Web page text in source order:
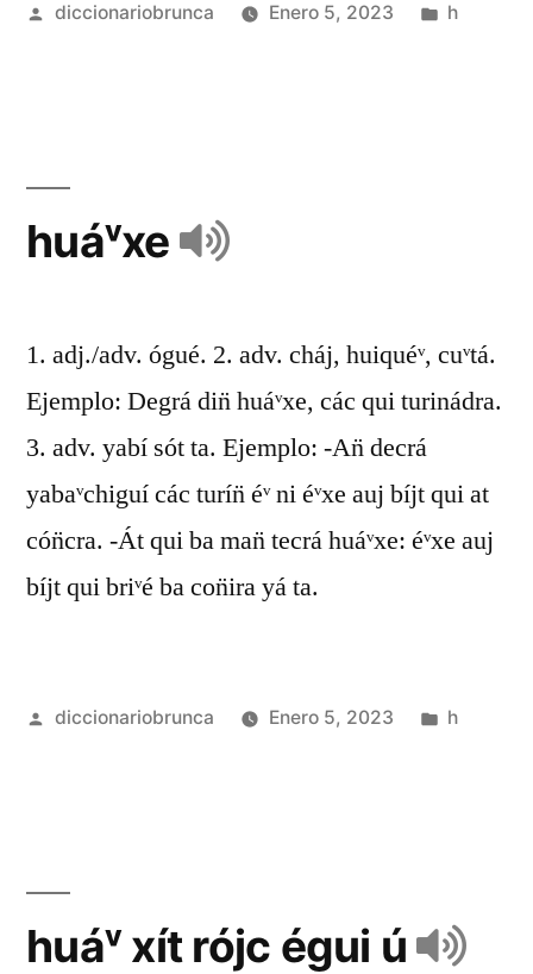
diccionariobrunca Enero 5, 2023 h
huáᵛxe
1. adj./adv. ógué. 2. adv. cháj, huiquéᵛ, cuᵛtá.
Ejemplo: Degrá din̈ huáᵛxe, các qui turinádra.
3. adv. yabí sót ta. Ejemplo: -An̈ decrá
yabaᵛchiguí các turín̈ éᵛ ni éᵛxe auj bíjt qui at
cón̈cra. -Át qui ba man̈ tecrá huáᵛxe: éᵛxe auj
bíjt qui briᵛé ba con̈ira yá ta.
diccionariobrunca Enero 5, 2023 h
huáᵛ xít rójc égui ú